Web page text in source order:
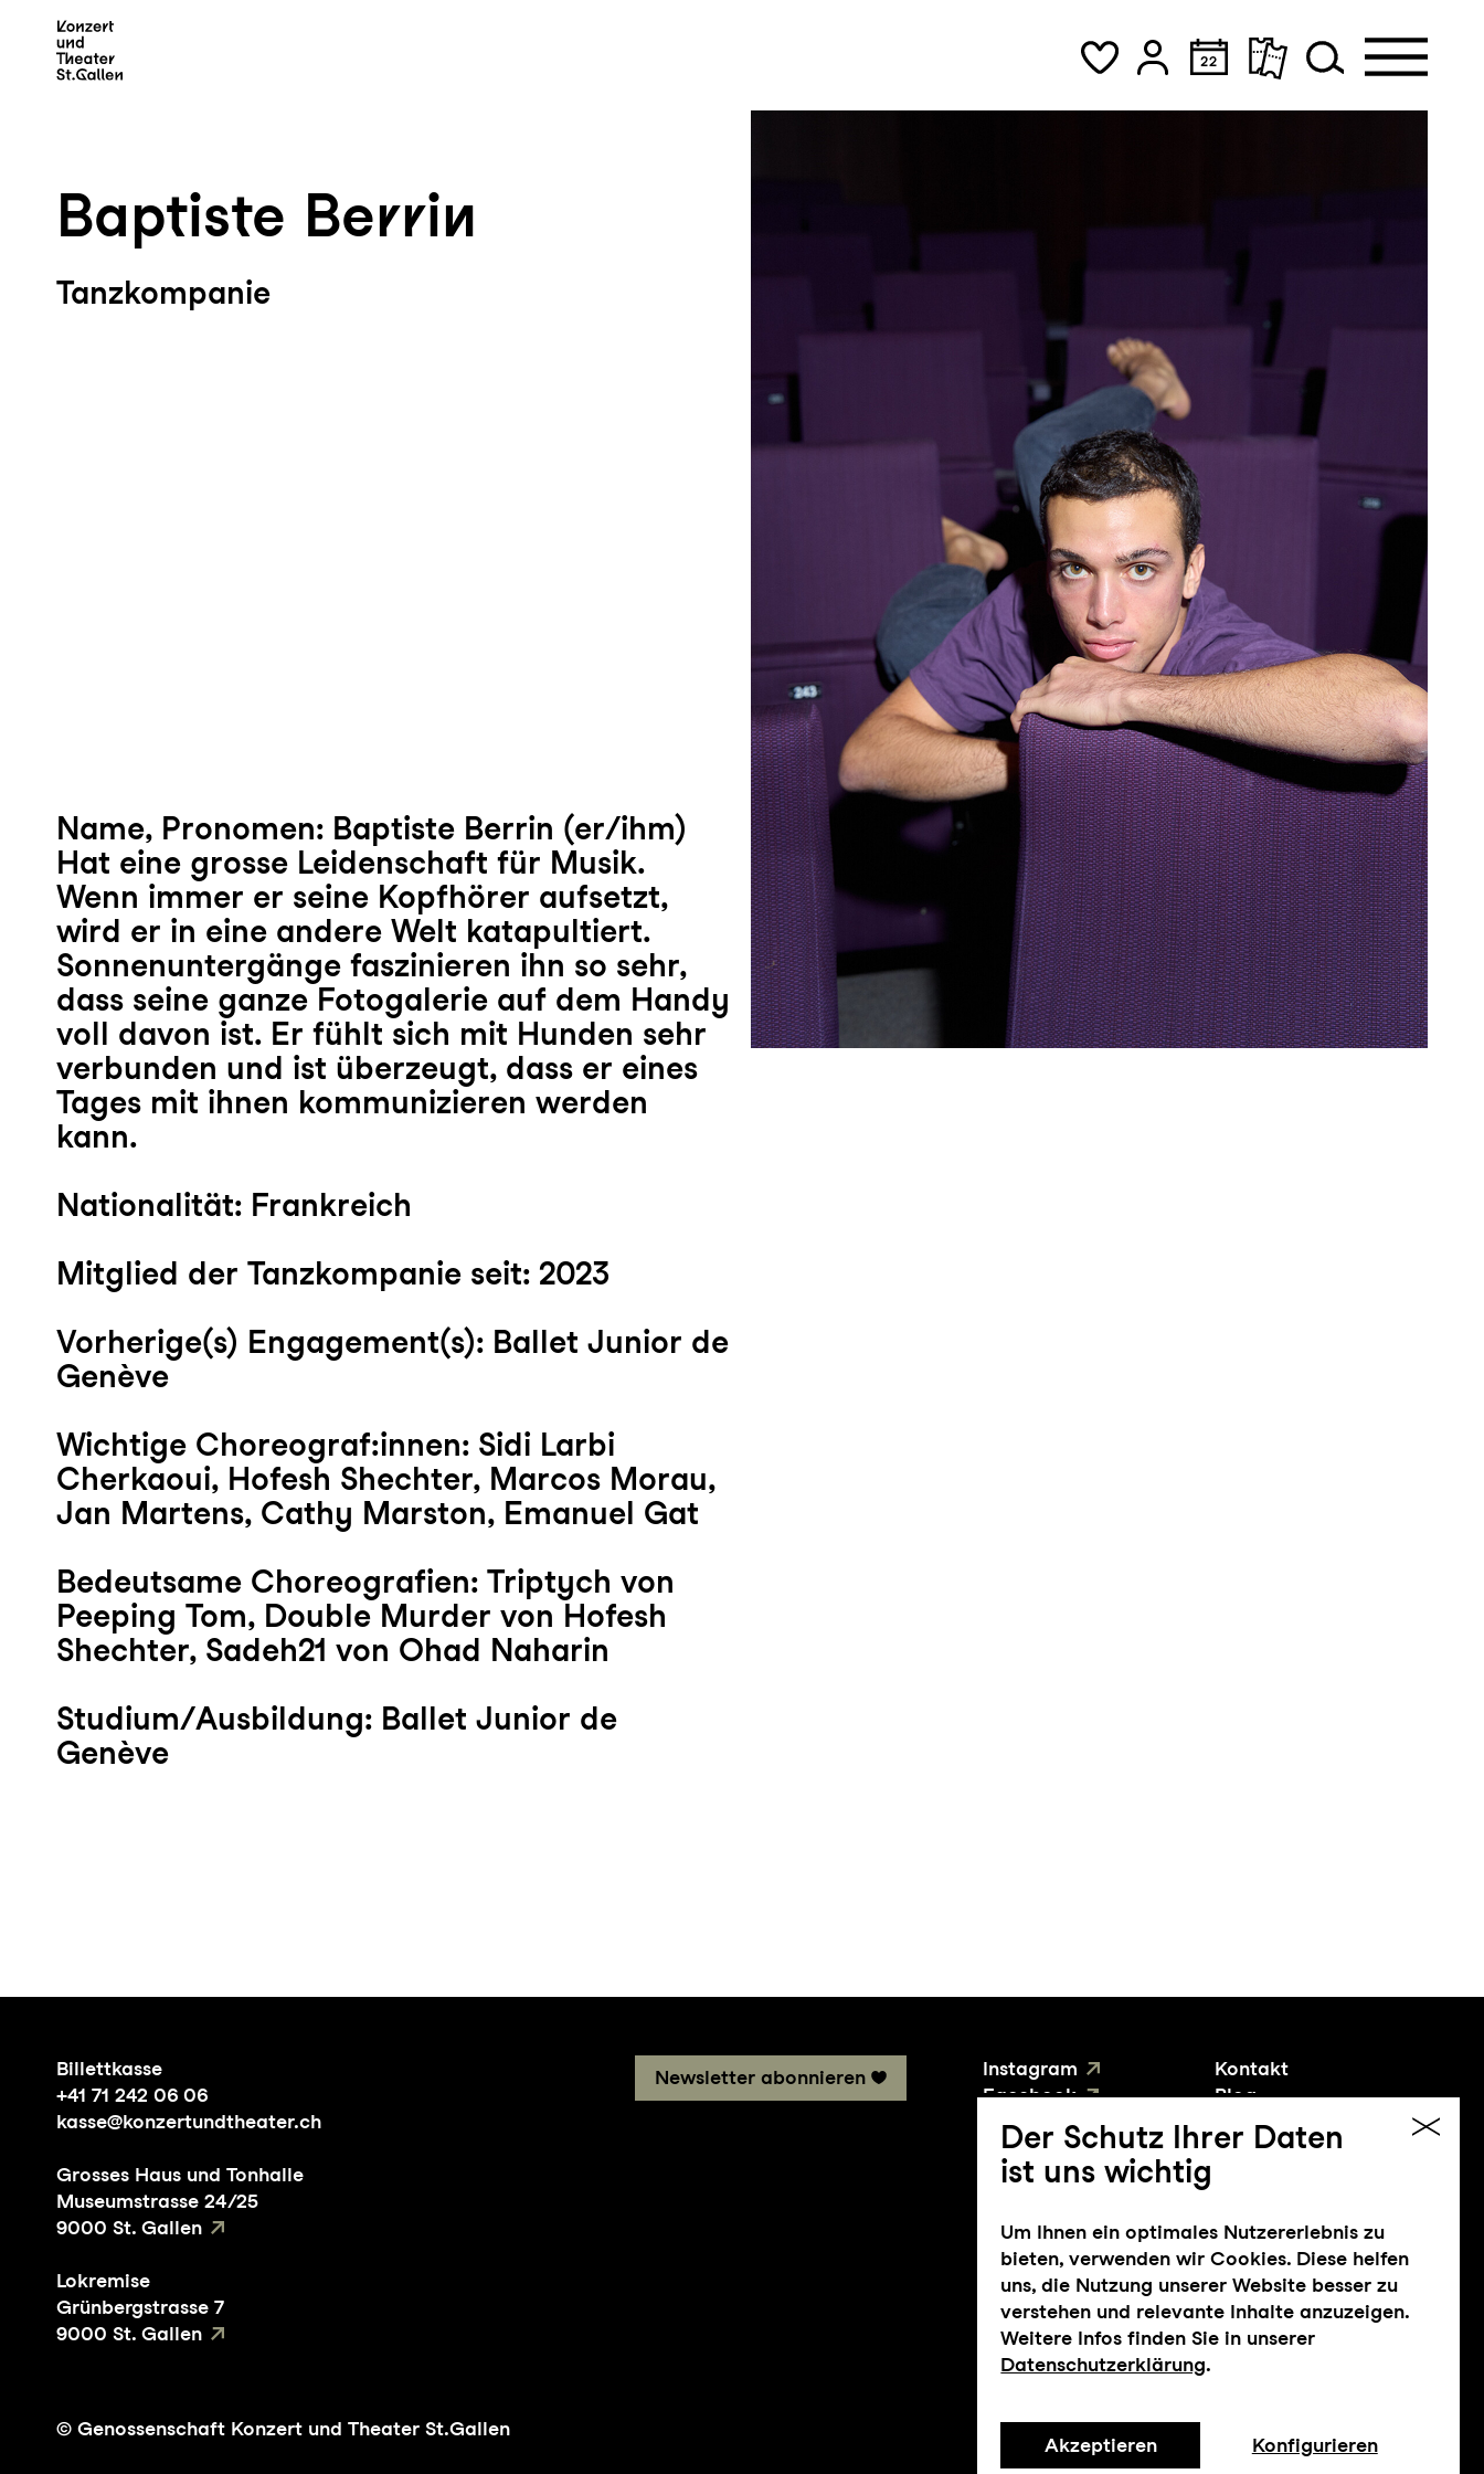
Baptiste Berrin
Tanzkompanie
Name, Pronomen: Baptiste Berrin (er/ihm)
Hat eine grosse Leidenschaft für Musik.
Wenn immer er seine Kopfhörer aufsetzt,
wird er in eine andere Welt katapultiert.
Sonnenuntergänge faszinieren ihn so sehr,
dass seine ganze Fotogalerie auf dem Handy
voll davon ist. Er fühlt sich mit Hunden sehr
verbunden und ist überzeugt, dass er eines
Tages mit ihnen kommunizieren werden
kann.
Nationalität: Frankreich
Mitglied der Tanzkompanie seit: 2023
Vorherige(s) Engagement(s): Ballet Junior de
Genève
Wichtige Choreograf:innen: Sidi Larbi
Cherkaoui, Hofesh Shechter, Marcos Morau,
Jan Martens, Cathy Marston, Emanuel Gat
Bedeutsame Choreografien: Triptych von
Peeping Tom, Double Murder von Hofesh
Shechter, Sadeh21 von Ohad Naharin
Studium/Ausbildung: Ballet Junior de
Genève
Billettkasse
+41 71 242 06 06
kasse@konzertundtheater.ch
Grosses Haus und Tonhalle
Museumstrasse 24/25
9000 St. Gallen
Lokremise
Grünbergstrasse 7
9000 St. Gallen
Newsletter abonnieren
Instagram
Facebook
YouTube
Kontakt
Blog
Presse
© Genossenschaft Konzert und Theater St.Gallen Impressum Datenschutz
Der Schutz Ihrer Daten
ist uns wichtig
Um Ihnen ein optimales Nutzererlebnis zu
bieten, verwenden wir Cookies. Diese helfen
uns, die Nutzung unserer Website besser zu
verstehen und relevante Inhalte anzuzeigen.
Weitere Infos finden Sie in unserer
Datenschutzerklärung.
Akzeptieren Konfigurieren